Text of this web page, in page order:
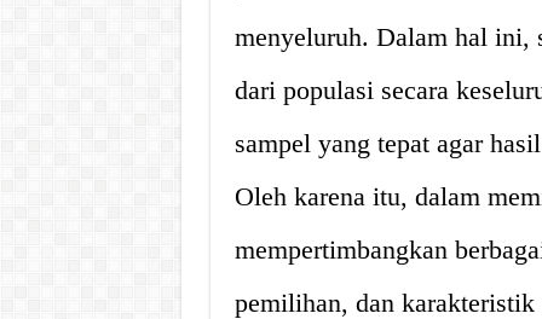
menyeluruh. Dalam hal ini,
dari populasi secara
sampel yang tepat agar
Oleh karena itu, dalam
mempertimbangkan
pemilihan, dan karakteristik